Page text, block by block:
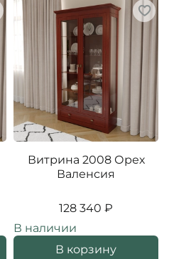
Витрина 2008 Орех
Валенсия
128 340 ₽
В наличии
В корзину